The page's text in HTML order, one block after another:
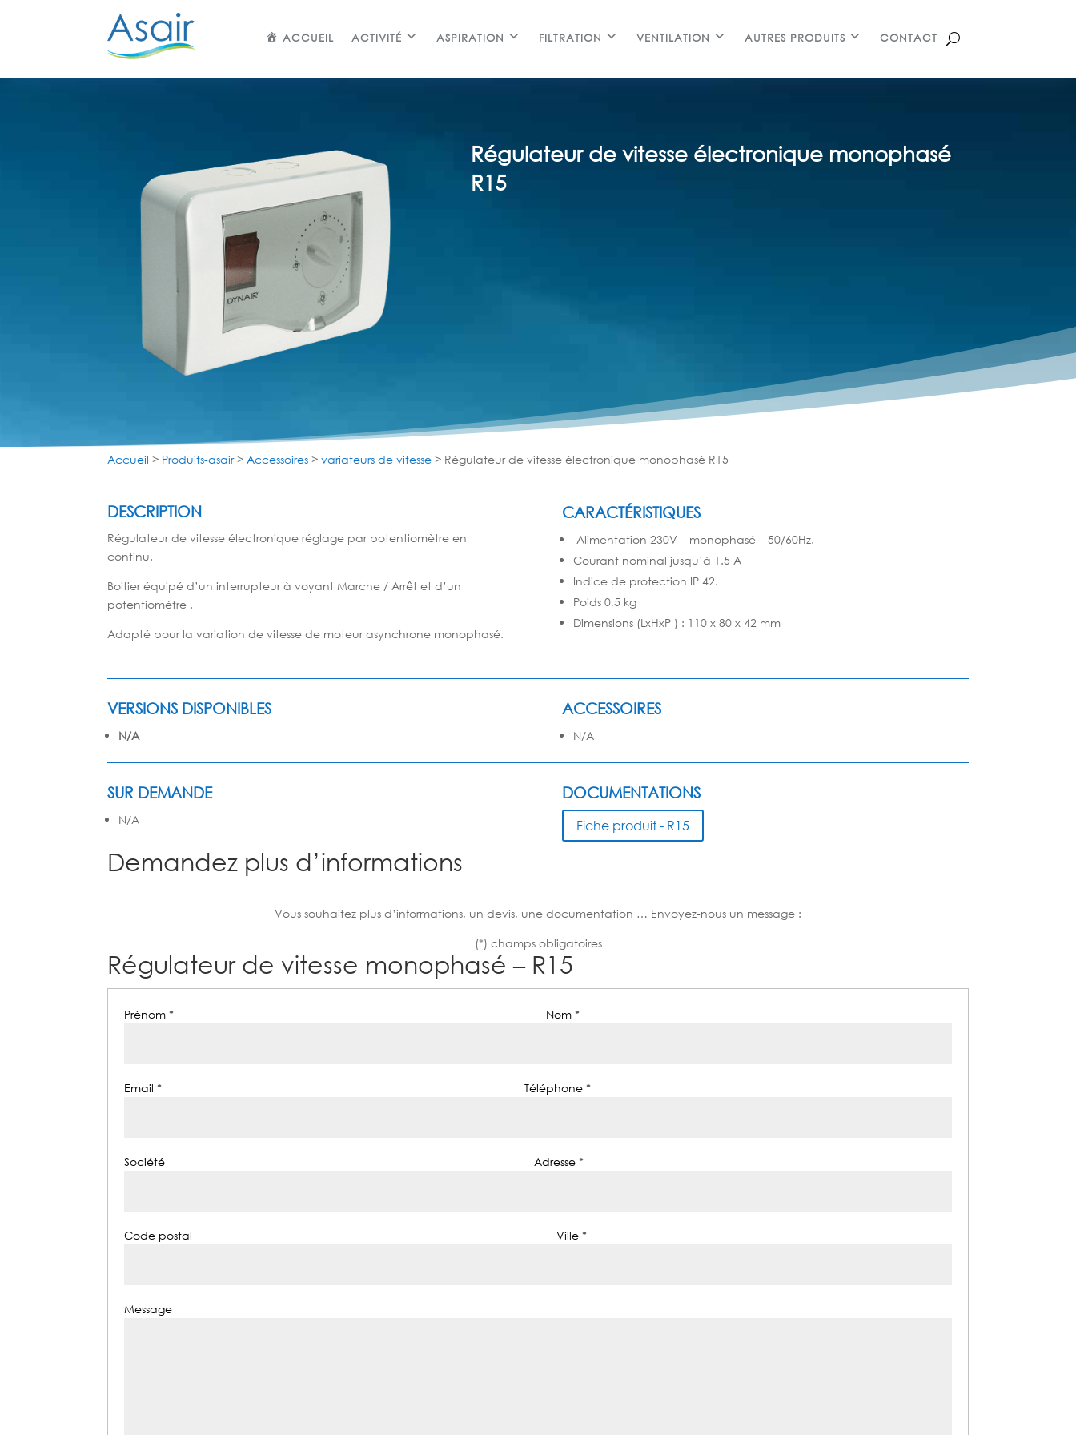
ACCUEIL ACTIVITÉ ASPIRATION FILTRATION VENTILATION AUTRES PRODUITS CONTACT
Régulateur de vitesse électronique monophasé
R15
Accueil > Produits-asair>Accessoires >variateurs de vitesse > Régulateur de vitesse électronique monophasé R15
DESCRIPTION
Régulateur de vitesse électronique réglage par potentiomètre en
continu.
Boitier équipé d’un interrupteur à voyant Marche / Arrêt et d’un
potentiomètre .
Adapté pour la variation de vitesse de moteur asynchrone monophasé.
CARACTÉRISTIQUES
Alimentation 230V – monophasé – 50/60Hz.
Courant nominal jusqu’à 1.5 A
Indice de protection IP 42.
Poids 0,5 kg
Dimensions (LxHxP ) : 110 x 80 x 42 mm
VERSIONS DISPONIBLES
N/A
ACCESSOIRES
N/A
SUR DEMANDE
N/A
DOCUMENTATIONS
Fiche produit - R15
Demandez plus d’informations
Vous souhaitez plus d’informations, un devis, une documentation … Envoyez-nous un message :
(*) champs obligatoires
Régulateur de vitesse monophasé – R15
Prénom * Nom *
Email * Téléphone *
Société Adresse *
Code postal Ville *
Message